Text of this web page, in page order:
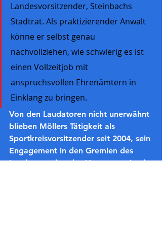
Landesvorsitzender, Steinbachs
Stadtrat. Als praktizierender Anwalt
könne er selbst genau
nachvollziehen, wie schwierig es ist
einen Vollzeitjob mit
anspruchsvollen Ehrenämtern in
Einklang zu bringen.
Von den Laudatoren nicht unerwähnt
blieben Möllers Tätigkeit als
Sportkreisvorsitzender seit 2004, sein
Engagement in den Gremien des
Landessportbundes Hessen sowie als